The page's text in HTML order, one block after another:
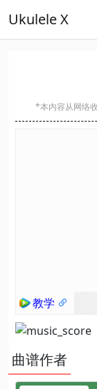
Ukulele X
*本内容从网络
教学
曲谱作者